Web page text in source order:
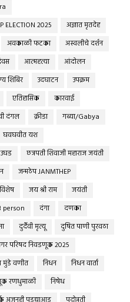
ELECTION 2025
अज्ञात मृतदेह
अवकाळी फटका
अस्वलीचे दर्शन
आत्महत्या
आंदोलन
शिबिर उदघाटन
उपक्रम
एतिहासिक
कारवाई
दंगल क्रीडा
गब्या/Gabya
घवघवीत यश
उघड
छत्रपती शिवाजी महाराज जयंती
जन्मठेप JANMTHEP
जय श्री राम
जयंती
person दंगा
दणका
दुर्दैवी मृत्यू
दुषित पाणी पुरवठा
परिषद निवडणूक 2025
मुंडे वणीत निधन
निधन वार्ता
रणधुमाळी
निषेध